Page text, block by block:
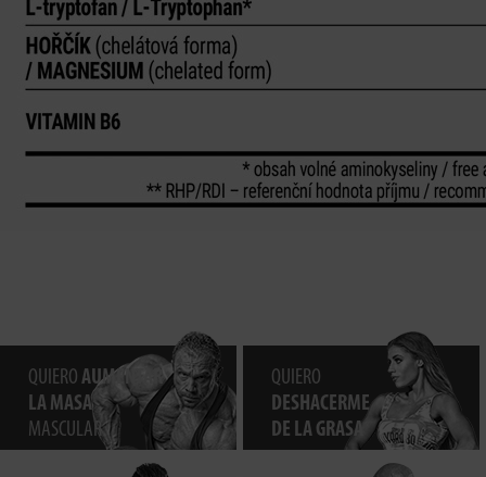
QUIERO AUMENTAR
LA MASA
MASCULAR
QUIERO
DESHACERME
DE LA GRASA